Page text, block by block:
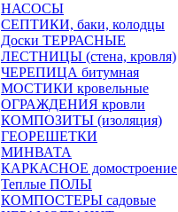
НАСОСЫ
СЕПТИКИ, баки, колодцы
Доски ТЕРРАСНЫЕ
ЛЕСТНИЦЫ (стена, кровля)
ЧЕРЕПИЦА битумная
МОСТИКИ кровельные
ОГРАЖДЕНИЯ кровли
КОМПОЗИТЫ (изоляция)
ГЕОРЕШЕТКИ
МИНВАТА
КАРКАСНОЕ домостроение
Теплые ПОЛЫ
КОМПОСТЕРЫ садовые